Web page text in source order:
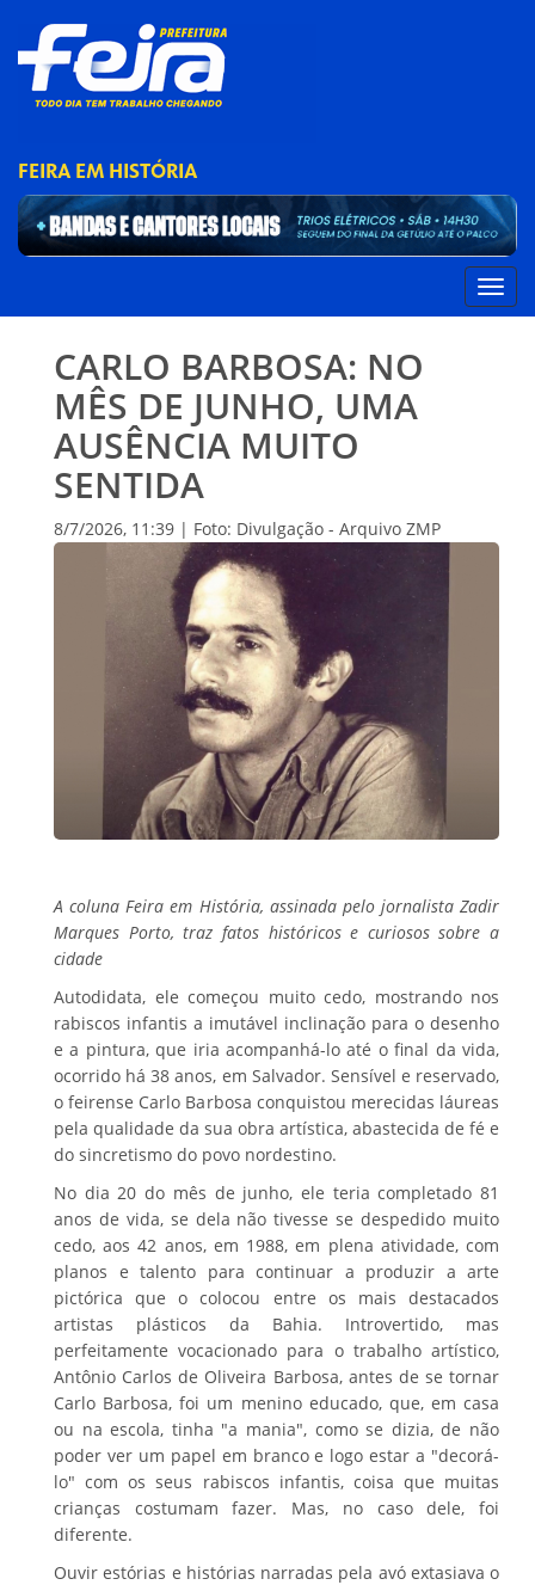
FEIRA EM HISTÓRIA
CARLO BARBOSA: NO
MÊS DE JUNHO, UMA
AUSÊNCIA MUITO
SENTIDA
8/7/2026, 11:39 | Foto: Divulgação - Arquivo ZMP
A coluna Feira em História, assinada pelo jornalista Zadir
Marques Porto, traz fatos históricos e curiosos sobre a
cidade
Autodidata, ele começou muito cedo, mostrando nos
rabiscos infantis a imutável inclinação para o desenho
e a pintura, que iria acompanhá-lo até o final da vida,
ocorrido há 38 anos, em Salvador. Sensível e reservado,
o feirense Carlo Barbosa conquistou merecidas láureas
pela qualidade da sua obra artística, abastecida de fé e
do sincretismo do povo nordestino.
No dia 20 do mês de junho, ele teria completado 81
anos de vida, se dela não tivesse se despedido muito
cedo, aos 42 anos, em 1988, em plena atividade, com
planos e talento para continuar a produzir a arte
pictórica que o colocou entre os mais destacados
artistas plásticos da Bahia. Introvertido, mas
perfeitamente vocacionado para o trabalho artístico,
Antônio Carlos de Oliveira Barbosa, antes de se tornar
Carlo Barbosa, foi um menino educado, que, em casa
ou na escola, tinha "a mania", como se dizia, de não
poder ver um papel em branco e logo estar a "decorá-
lo" com os seus rabiscos infantis, coisa que muitas
crianças costumam fazer. Mas, no caso dele, foi
diferente.
Ouvir estórias e histórias narradas pela avó extasiava o